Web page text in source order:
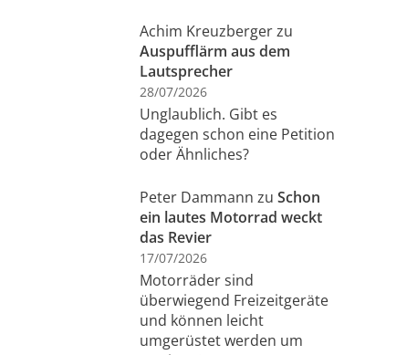
Achim Kreuzbergerzu
Auspufflärm aus dem
Lautsprecher
28/07/2026
Unglaublich. Gibt es
dagegen schon eine Petition
oder Ähnliches?
Peter Dammann zu Schon
ein lautes Motorrad weckt
das Revier
17/07/2026
Motorräder sind
überwiegend Freizeitgeräte
und können leicht
umgerüstet werden um